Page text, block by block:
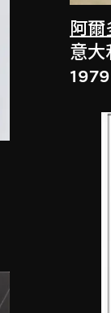
阿
意大
1979